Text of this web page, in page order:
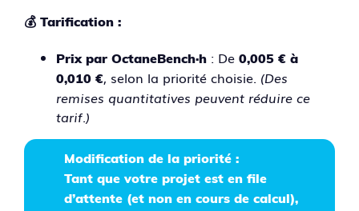
💰 Tarification :
Prix par OctaneBench·h : De 0,005 € à
0,010 €, selon la priorité choisie. (Des
remises quantitatives peuvent réduire ce
tarif.)
Modification de la priorité :
Tant que votre projet est en file
d’attente (et non en cours de calcul),